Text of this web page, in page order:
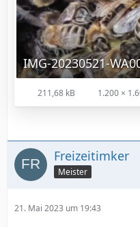
IMG-20230521-
211,68 kB 1.200 ×
Freizeitimker
Meister
21. Mai 2023 um 19:43